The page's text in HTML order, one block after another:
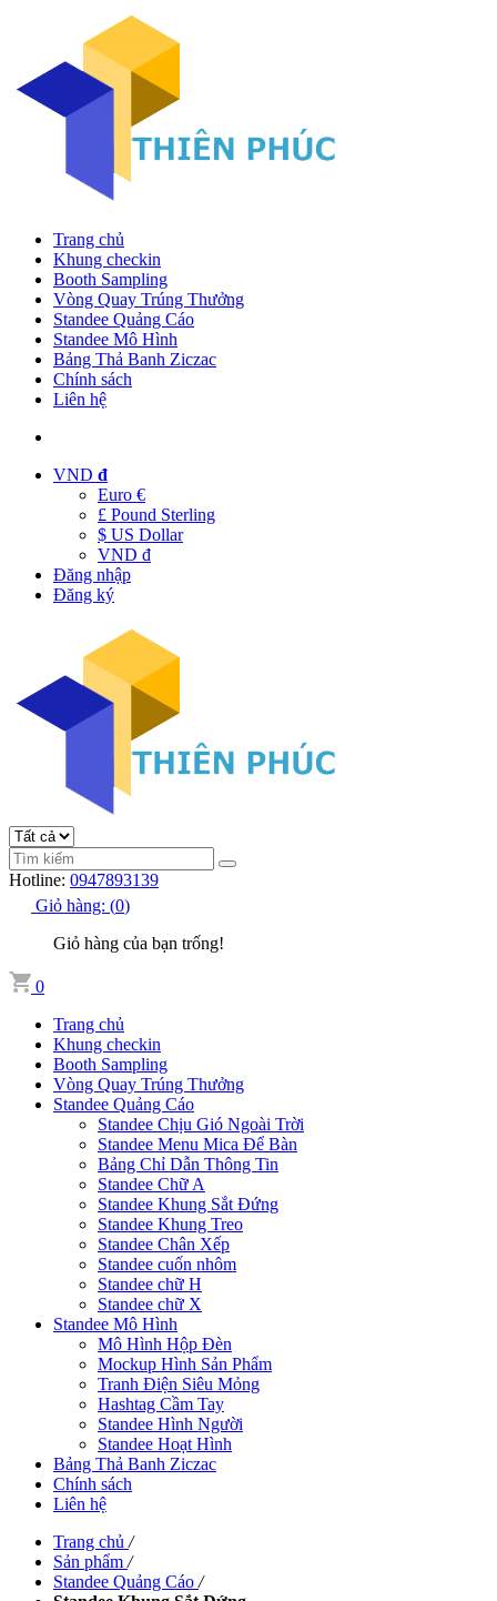
Trang chủ
Khung checkin
Booth Sampling
Vòng Quay Trúng Thưởng
Standee Quảng Cáo
Standee Mô Hình
Bảng Thả Banh Ziczac
Chính sách
Liên hệ
VND đ
Euro €
£ Pound Sterling
$ US Dollar
VND đ
Đăng nhập
Đăng ký
Hotline: 0947893139
Giỏ hàng: (0)
Giỏ hàng của bạn trống!
0
Trang chủ
Khung checkin
Booth Sampling
Vòng Quay Trúng Thưởng
Standee Quảng Cáo
Standee Chịu Gió Ngoài Trời
Standee Menu Mica Để Bàn
Bảng Chỉ Dẫn Thông Tin
Standee Chữ A
Standee Khung Sắt Đứng
Standee Khung Treo
Standee Chân Xếp
Standee cuốn nhôm
Standee chữ H
Standee chữ X
Standee Mô Hình
Mô Hình Hộp Đèn
Mockup Hình Sản Phẩm
Tranh Điện Siêu Mỏng
Hashtag Cầm Tay
Standee Hình Người
Standee Hoạt Hình
Bảng Thả Banh Ziczac
Chính sách
Liên hệ
Trang chủ /
Sản phẩm /
Standee Quảng Cáo /